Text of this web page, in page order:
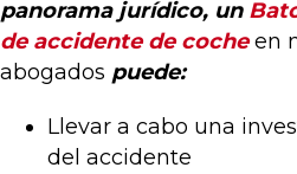
panorama jurídico, un
de accidente de coche en
abogados puede:
Llevar a cabo una
del accidente